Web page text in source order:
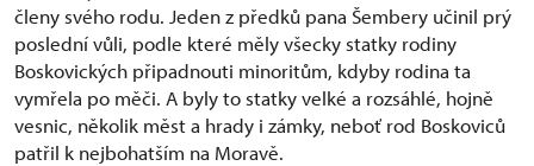
členy svého rodu. Jeden z předků pana Šembery učinil prý
poslední vůli, podle které měly všecky statky rodiny
Boskovických připadnouti minoritům, kdyby rodina ta
vymřela po měči. A byly to statky velké a rozsáhlé, hojně
vesnic, několik měst a hrady i zámky, neboť rod Boskoviců
patřil k nejbohatším na Moravě.